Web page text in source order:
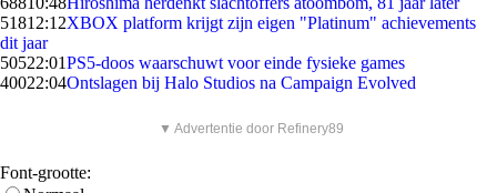
51812:12XBOX platform krijgt zijn eigen "Platinum" achievements
dit jaar
50522:01PS5-doos waarschuwt voor einde fysieke games
40022:04Ontslagen bij Halo Studios na Campaign Evolved
▼ Advertentie door Refinery89
Font-grootte: